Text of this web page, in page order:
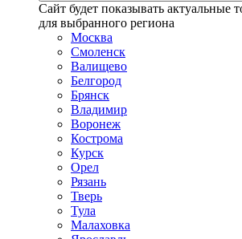
Сайт будет показывать актуальные
для выбранного региона
Москва
Смоленск
Валищево
Белгород
Брянск
Владимир
Воронеж
Кострома
Курск
Орел
Рязань
Тверь
Тула
Малаховка